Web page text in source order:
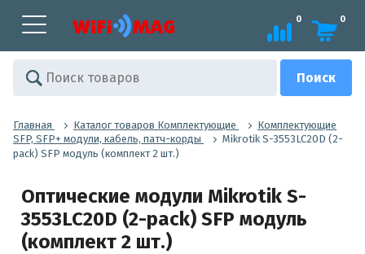
0 0
Главная Каталог товаров Комплектующие
Комплектующие
SFP, SFP+ модули, кабель, патч-корды
Mikrotik S-3553LC20D (2-
pack) SFP модуль (комплект 2 шт.)
Оптические модули Mikrotik S-
3553LC20D (2-pack) SFP модуль
(комплект 2 шт.)